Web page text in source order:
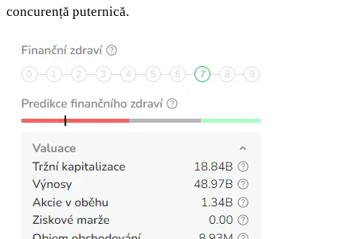
concurență puternică.